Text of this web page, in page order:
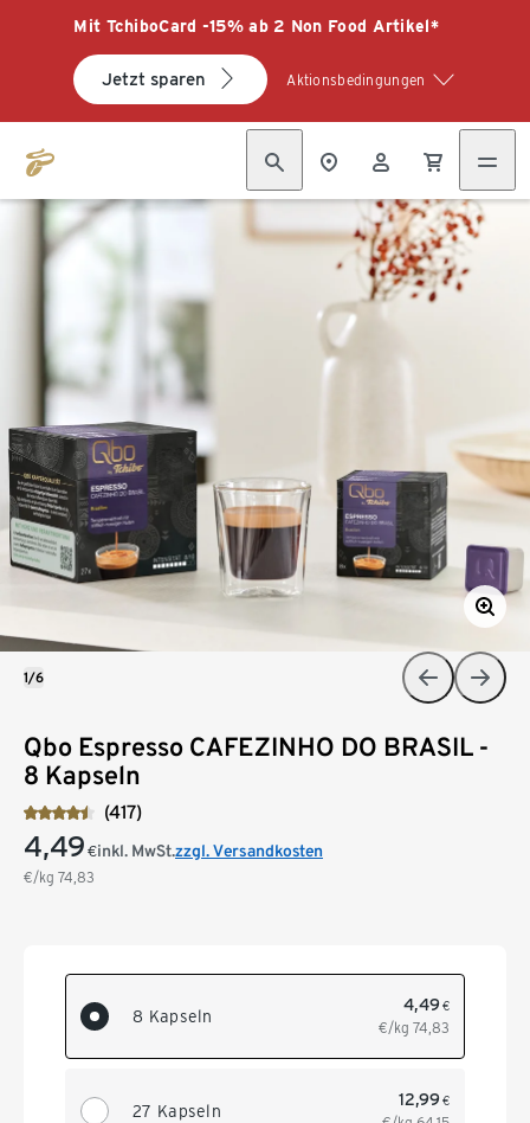
Mit TchiboCard -15% ab 2 Non Food Artikel*
Jetzt sparen Aktionsbedingungen
Qbo Espresso CAFEZINHO DO BRASIL -
8 Kapseln
(417)
4,49 €
€/kg 74,83
inkl. MwSt.zzgl. Versandkosten
8 Kapseln
4,49 €
€/kg 74,83
27 Kapseln
12,99 €
1/6